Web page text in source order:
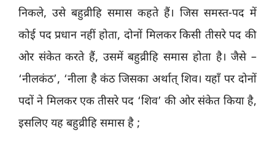
निकले, उसे बहुव्रीहि समास कहते हैं। जिस समस्त-पद में
कोई पद प्रधान नहीं होता, दोनों मिलकर किसी तीसरे पद की
ओर संकेत करते हैं, उसमें बहुव्रीहि समास होता है। जैसे –
‘नीलकंठ’, ‘नीला है कंठ जिसका अर्थात् शिव। यहाँ पर दोनों
पदों ने मिलकर एक तीसरे पद ‘शिव’ की ओर संकेत किया है,
इसलिए यह बहुव्रीहि समास है ;